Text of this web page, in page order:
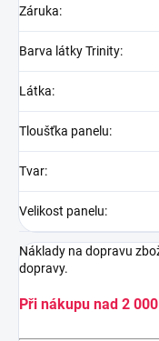
Záruka:
Barva látky Trinity:
Látka:
Tloušťka panelu:
Tvar:
Velikost panelu:
Náklady na dopravu
dopravy.
Při nákupu nad 2